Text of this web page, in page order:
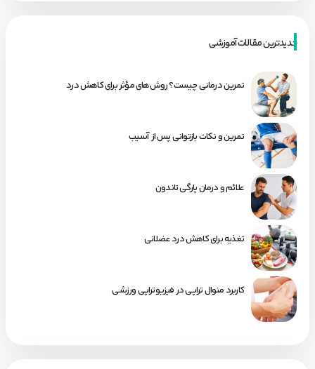
جدیدترین مقالات آموزشی
تمرین درمانی چیست؟ روش‌های مؤثر برای کاهش درد
تمرین و نکات بازتوانی پس از آسیب
علائم و درمان پارگی تاندون
تغذیه برای کاهش درد عضلانی
کاربرد منوال تراپی در فیزیوتراپی ورزشی